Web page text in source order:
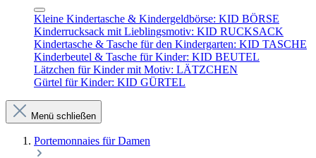
Kleine Kindertasche & Kindergeldbörse: KID BÖRSE
Kinderrucksack mit Lieblingsmotiv: KID RUCKSACK
Kindertasche & Tasche für den Kindergarten: KID TASCHE
Kinderbeutel & Tasche für Kinder: KID BEUTEL
Lätzchen für Kinder mit Motiv: LÄTZCHEN
Gürtel für Kinder: KID GÜRTEL
Menü schließen
Portemonnaies für Damen